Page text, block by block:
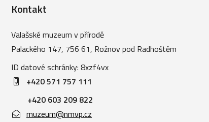
Kontakt
Valašské muzeum v přírodě
Palackého 147, 756 61, Rožnov pod Radhoštěm
ID datové schránky: 8xzf4vx
+420 571 757 111
+420 603 209 822
muzeum@nmvp.cz